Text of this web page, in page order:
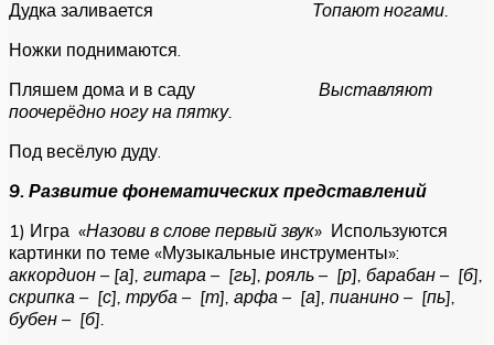
Дудка заливается Топают ногами.
Ножки поднимаются.
Пляшем дома и в саду Выставляют
поочерёдно ногу на пятку.
Под весёлую дуду.
9. Развитие фонематических представлений
1) Игра «Назови в слове первый звук» Используются
картинки по теме «Музыкальные инструменты»:
аккордион – [а], гитара – [гь], рояль – [р], барабан – [б],
скрипка – [с], труба – [т], арфа – [а], пианино – [пь],
бубен – [б].